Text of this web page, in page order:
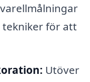
för att
Utöver